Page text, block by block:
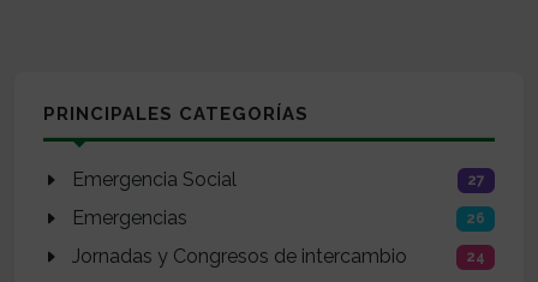
PRINCIPALES CATEGORÍAS
Emergencia Social 27
Emergencias 26
Jornadas y Congresos de intercambio 24